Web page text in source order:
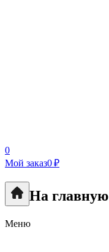
0
Мой заказ0 ₽
На главную
Меню